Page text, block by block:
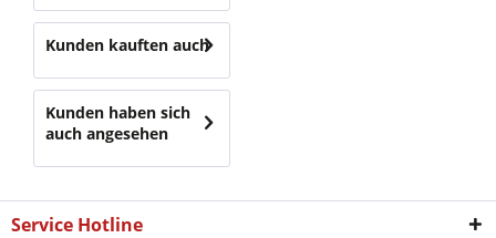
Kunden kauften auch
Kunden haben sich
auch angesehen
Service Hotline